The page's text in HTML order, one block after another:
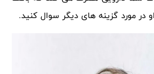
مورد گزینه های دیگر سوال کنید.